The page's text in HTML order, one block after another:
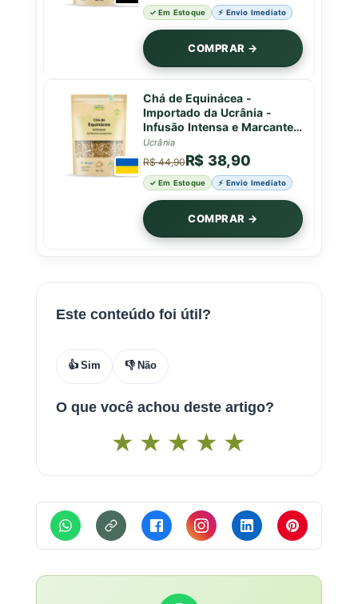
✓ Em Estoque ⚡ Envio Imediato
COMPRAR →
Chá de Equinácea -
Importado da Ucrânia -
Infusão Intensa e Marcante -
50g
Ucrânia
R$ 44,90R$ 38,90
✓ Em Estoque ⚡ Envio Imediato
COMPRAR →
Este conteúdo foi útil?
👍 Sim 👎 Não
O que você achou deste artigo?
★ ★ ★ ★ ★